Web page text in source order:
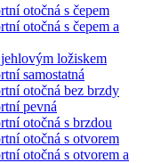
otočná s čepem
otočná s čepem a
ložiskem
samostatná
otočná bez brzdy
pevná
otočná s brzdou
otočná s otvorem
otočná s otvorem a